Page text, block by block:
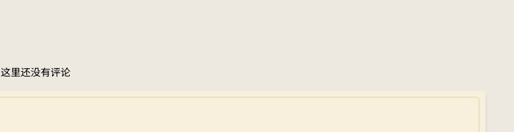
这里还没有评论